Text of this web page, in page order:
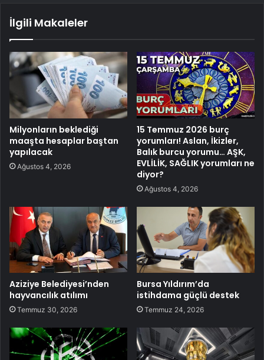
İlgili Makaleler
Milyonların beklediği
maaşta hesaplar baştan
yapılacak
Ağustos 4, 2026
15 Temmuz 2026 burç
yorumları! Aslan, İkizler,
Balık burcu yorumu… AŞK,
EVLİLİK, SAĞLIK yorumları ne
diyor?
Ağustos 4, 2026
Aziziye Belediyesi’nden
hayvancılık atılımı
Temmuz 30, 2026
Bursa Yıldırım’da
istihdama güçlü destek
Temmuz 24, 2026